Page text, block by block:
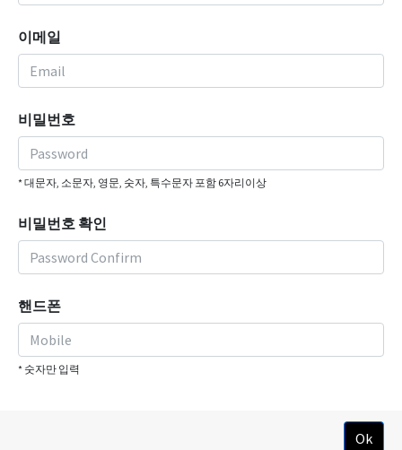
이메일
비밀번호
* 대문자, 소문자, 영문, 숫자, 특수문자 포함 6자리이상
비밀번호 확인
핸드폰
* 숫자만 입력
Ok